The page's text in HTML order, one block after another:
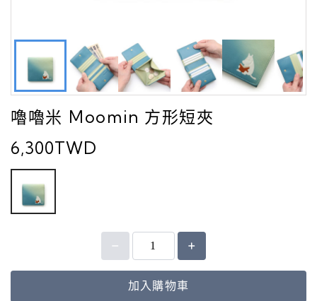
嚕嚕米 Moomin 方形短夾
6,300TWD
加入購物車